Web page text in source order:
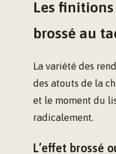
Les
brossé au
La variété des
des atouts de la
et le moment du
radicalement.
L’effet brossé